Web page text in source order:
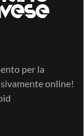
per la
online!